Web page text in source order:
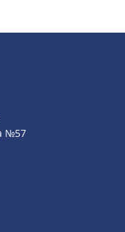
№57